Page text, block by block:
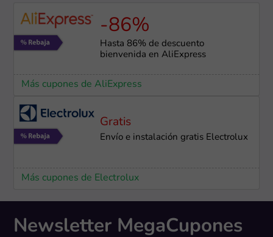
-86%
Hasta 86% de descuento
bienvenida en AliExpress
Más cupones de AliExpress
Gratis
Envío e instalación gratis Electrolux
Más cupones de Electrolux
Newsletter MegaCupones